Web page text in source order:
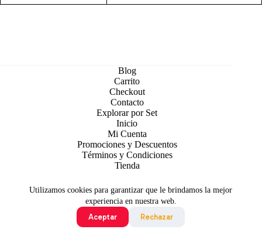
Utilizamos cookies para garantizar que le brindamos la mejor
experiencia en nuestra web.
Aceptar
Rechazar
Blog
Carrito
Checkout
Contacto
Explorar por Set
Inicio
Mi Cuenta
Promociones y Descuentos
Términos y Condiciones
Tienda
Todo contenido original es sujeto de Copyright © 2026 TCG